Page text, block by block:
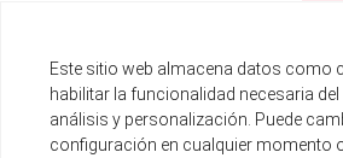
Este sitio web almacena datos como
habilitar la funcionalidad necesaria
análisis y personalización. Puede
configuración en cualquier momento